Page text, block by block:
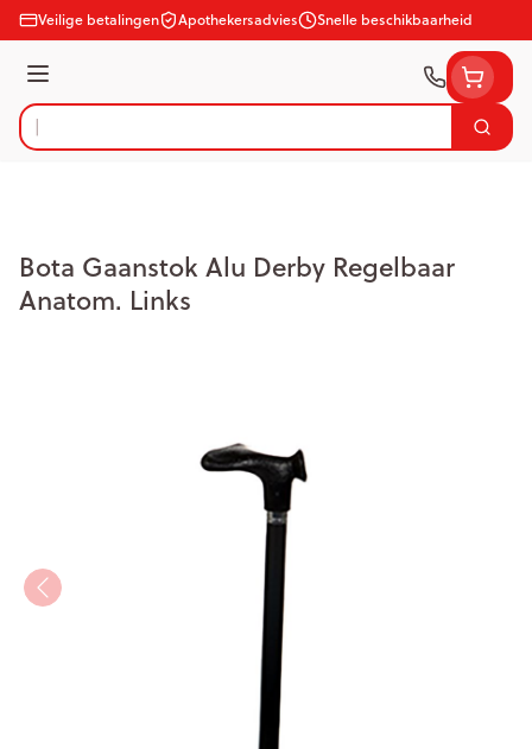
Ga naar de inhoud
Veilige betalingen Apothekersadvies Snelle beschikbaarheid
Menu
Product, merk, categorie...
Zoek
Bota Gaanstok Alu Derby Regelbaar
Anatom. Links